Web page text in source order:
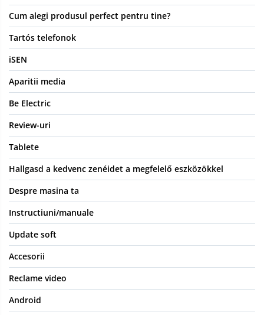
Cum alegi produsul perfect pentru tine?
Tartós telefonok
iSEN
Aparitii media
Be Electric
Review-uri
Tablete
Hallgasd a kedvenc zenéidet a megfelelő eszközökkel
Despre masina ta
Instructiuni/manuale
Update soft
Accesorii
Reclame video
Android